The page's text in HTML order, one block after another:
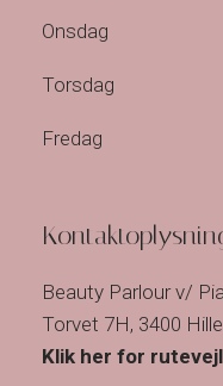
Onsdag
Torsdag
Fredag
Beauty Parlour v/
Torvet 7H, 3400
Klik her for